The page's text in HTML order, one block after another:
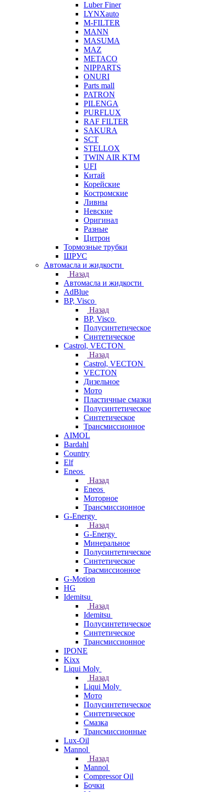
Luber Finer
LYNXauto
M-FILTER
MANN
MASUMA
MAZ
METACO
NIPPARTS
ONURI
Parts mall
PATRON
PILENGA
PURFLUX
RAF FILTER
SAKURA
SCT
STELLOX
TWIN AIR KTM
UFI
Китай
Корейские
Костромские
Ливны
Невские
Оригинал
Разные
Цитрон
Тормозные трубки
ШРУС
Автомасла и жидкости
Назад
Автомасла и жидкости
AdBlue
BP, Visco
Назад
BP, Visco
Полусинтетическое
Синтетическое
Castrol, VECTON
Назад
Castrol, VECTON
VECTON
Дизельное
Мото
Пластичные смазки
Полусинтетическое
Синтетическое
Трансмиссионное
AIMOL
Bardahl
Country
Elf
Eneos
Назад
Eneos
Моторное
Трансмиссионное
G-Energy
Назад
G-Energy
Минеральное
Полусинтетическое
Синтетическое
Трасмиссионное
G-Motion
HG
Idemitsu
Назад
Idemitsu
Полусинтетическое
Синтетическое
Трансмиссионное
IPONE
Kixx
Liqui Moly
Назад
Liqui Moly
Мото
Полусинтетическое
Синтетическое
Смазка
Трансмиссионные
Lux-Oil
Mannol
Назад
Mannol
Compressor Oil
Бочки